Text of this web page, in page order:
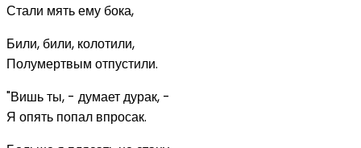
Стали мять ему бока,
Били, били, колотили,
Полумертвым отпустили.
"Вишь ты, - думает дурак, -
Я опять попал впросак.